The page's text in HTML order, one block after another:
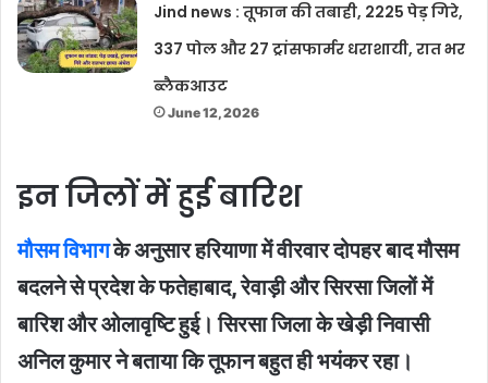
Jind news : तूफान की तबाही, 2225 पेड़ गिरे,
337 पोल और 27 ट्रांसफार्मर धराशायी, रात भर
ब्लैकआउट
June 12, 2026
इन जिलों में हुई बारिश
मौसम विभागके अनुसार हरियाणा में वीरवार दोपहर बाद मौसम
बदलने से प्रदेश के फतेहाबाद, रेवाड़ी और सिरसा जिलों में
बारिश और ओलावृष्टि हुई। सिरसा जिला के खेड़ी निवासी
अनिल कुमार ने बताया कि तूफान बहुत ही भयंकर रहा।